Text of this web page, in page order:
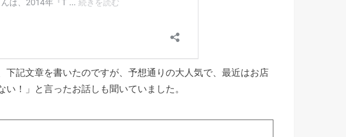
下記文章を書いたのですが、予想通りの大人気で、最近はお店
！」と言ったお話しも聞いていました。